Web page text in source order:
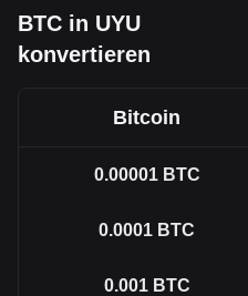
BTC in UYU
konvertieren
Bitcoin
0.00001 BTC
0.0001 BTC
0.001 BTC